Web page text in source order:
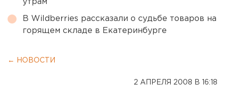
утрам
В Wildberries рассказали о судьбе товаров на
горящем складе в Екатеринбурге
← НОВОСТИ
2 АПРЕЛЯ 2008 В 16:18